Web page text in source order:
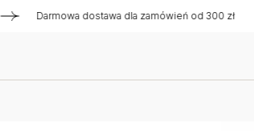
Darmowa dostawa dla zamówień od 300 zł